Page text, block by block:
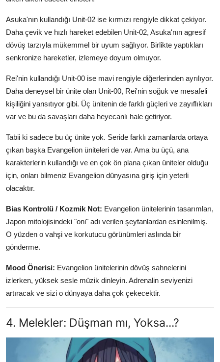
Asuka'nın kullandığı Unit-02 ise kırmızı rengiyle dikkat çekiyor.
Daha çevik ve hızlı hareket edebilen Unit-02, Asuka'nın agresif
dövüş tarzıyla mükemmel bir uyum sağlıyor. Birlikte yaptıkları
senkronize hareketler, izlemeye doyum olmuyor.
Rei'nin kullandığı Unit-00 ise mavi rengiyle diğerlerinden ayrılıyor.
Daha deneysel bir ünite olan Unit-00, Rei'nin soğuk ve mesafeli
kişiliğini yansıtıyor gibi. Üç ünitenin de farklı güçleri ve zayıflıkları
var ve bu da savaşları daha heyecanlı hale getiriyor.
Tabii ki sadece bu üç ünite yok. Seride farklı zamanlarda ortaya
çıkan başka Evangelion üniteleri de var. Ama bu üçü, ana
karakterlerin kullandığı ve en çok ön plana çıkan üniteler olduğu
için, onları bilmeniz Evangelion dünyasına giriş için yeterli
olacaktır.
Bias Kontrolü / Kozmik Not: Evangelion ünitelerinin tasarımları,
Japon mitolojisindeki "oni" adı verilen şeytanlardan esinlenilmiş.
O yüzden o vahşi ve korkutucu görünümleri aslında bir
gönderme.
Mood Önerisi: Evangelion ünitelerinin dövüş sahnelerini
izlerken, yüksek sesle müzik dinleyin. Adrenalin seviyenizi
artıracak ve sizi o dünyaya daha çok çekecektir.
4. Melekler: Düşman mı, Yoksa...?